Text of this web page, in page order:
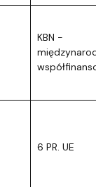
KBN -
6 PR. UE